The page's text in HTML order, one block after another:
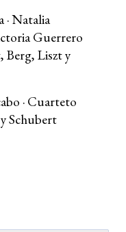
· Natalia
Guerrero
Berg, Liszt y
· Cuarteto
Schubert